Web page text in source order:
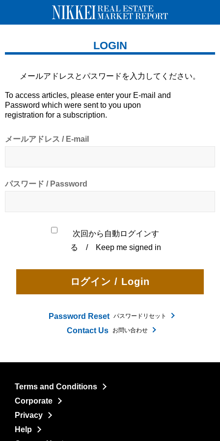
LOGIN
メールアドレスとパスワードを 入力してください。
To access articles, please enter your E-mail and
Password which were sent to you upon
registration for a subscription.
メールアドレス / E-mail
パスワード / Password
次回から自動ログインす
る / Keep me signed in
Password Reset パスワードリセット
Contact Us お問い合わせ
Terms and Conditions
Corporate
Privacy
Help